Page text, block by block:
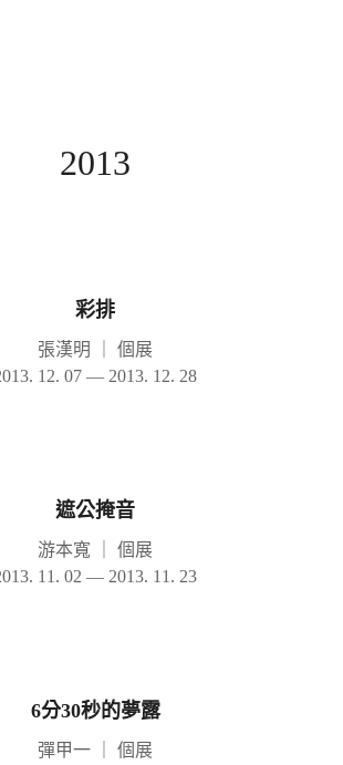
2013
彩排
張漢明
個展
12. 07 — 2013. 12. 28
遮公掩音
游本寬
個展
11. 02 — 2013. 11. 23
6分30秒的夢露
彈甲一
個展